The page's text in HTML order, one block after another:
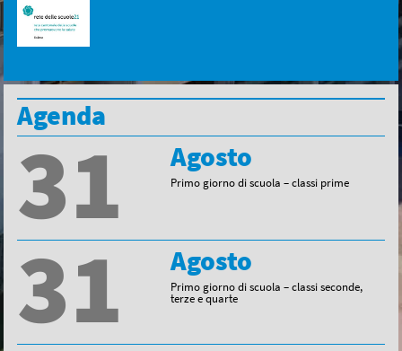
Agenda
31 Agosto
Primo giorno di scuola – classi prime
31 Agosto
Primo giorno di scuola – classi seconde,
terze e quarte